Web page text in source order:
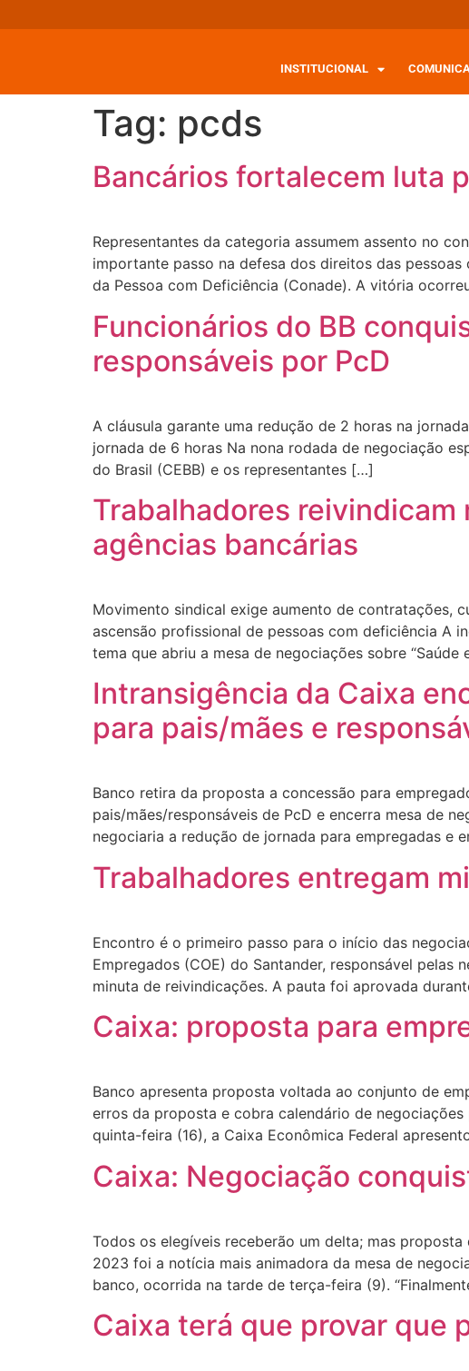
INSTITUCIONAL
Tag: pcds
Bancários fortalecem luta
Representantes da categoria assumem assento no
importante passo na defesa dos direitos das
da Pessoa com Deficiência (Conade). A vitória
Funcionários do BB
responsáveis por PcD
A cláusula garante uma redução de 2 horas na
jornada de 6 horas Na nona rodada de negociação
do Brasil (CEBB) e os representantes […]
Trabalhadores reivindicam
agências bancárias
Movimento sindical exige aumento de contratações,
ascensão profissional de pessoas com deficiência A
tema que abriu a mesa de negociações sobre
Intransigência da Caixa
para pais/mães e
Banco retira da proposta a concessão para
pais/mães/responsáveis de PcD e encerra mesa de
negociaria a redução de jornada para empregadas e
Trabalhadores entregam
Encontro é o primeiro passo para o início das
Empregados (COE) do Santander, responsável
minuta de reivindicações. A pauta foi aprovada
Caixa: proposta para
Banco apresenta proposta voltada ao conjunto de
erros da proposta e cobra calendário de
quinta-feira (16), a Caixa Econômica Federal
Caixa: Negociação
Todos os elegíveis receberão um delta; mas
2023 foi a notícia mais animadora da mesa de
banco, ocorrida na tarde de terça-feira (9).
Caixa terá que provar que